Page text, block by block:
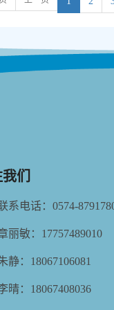
们
系电话：0574-
丽敏：17757489010
静：18067106081
晴：18067408036